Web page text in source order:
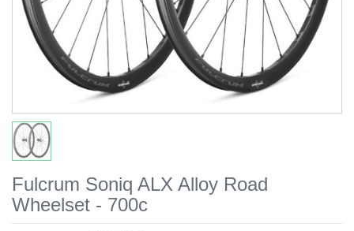
Fulcrum Soniq ALX Alloy Road
Wheelset - 700c